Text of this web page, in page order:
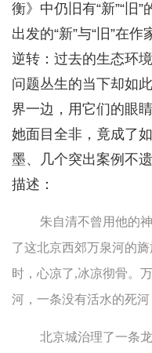
衡》中仍旧有“新”“旧
出发的“新”与“旧”在
逆转：过去的生态环
问题丛生的当下却如
界一边，用它们的眼
她面目全非，竟成了
墨、几个突出案例不
描述：
朱自清不曾用他的
了这北京西郊万泉河的
时，心凉了,冰凉彻骨。
河，一条没有活水的死
北京城治理了一条